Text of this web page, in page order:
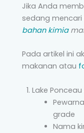
Jika Anda
sedang mencari
bahan kimia
Pada artikel ini
makanan atau
Lake Ponceau
grade
Nama